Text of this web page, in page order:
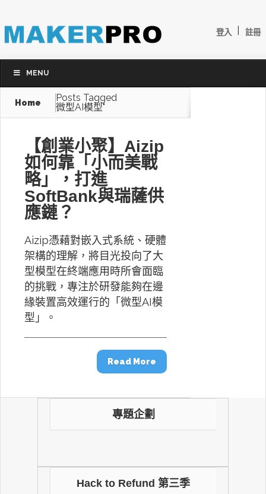
登入 註冊
MENU
Home
Posts Tagged
微型AI模型"
【創業小聚】Aizip
如何靠「小而美戰
略」，打進
SoftBank與瑞薩供
應鏈？
Aizip憑藉對嵌入式系統、硬體
架構的理解，將目光投向了大
型模型在終端應用時所會面臨
的挑戰，專注於研發能夠在邊
緣裝置高效運行的「微型AI模
型」。
Read More
專題企劃
Hack to Refund 第三季